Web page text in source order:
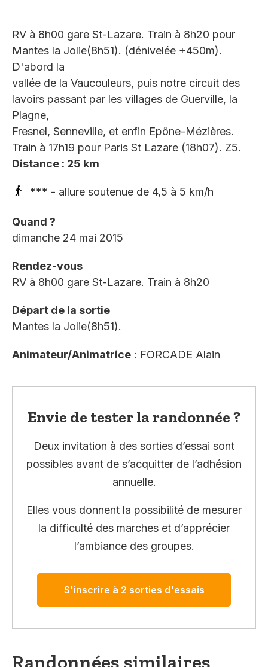
RV à 8h00 gare St-Lazare. Train à 8h20 pour
Mantes la Jolie(8h51). (dénivelée +450m).
D'abord la
vallée de la Vaucouleurs, puis notre circuit des
lavoirs passant par les villages de Guerville, la
Plagne,
Fresnel, Senneville, et enfin Epône-Mézières.
Train à 17h19 pour Paris St Lazare (18h07). Z5.
Distance : 25 km
*** - allure soutenue de 4,5 à 5 km/h
Quand ?
dimanche 24 mai 2015
Rendez-vous
RV à 8h00 gare St-Lazare. Train à 8h20
Départ de la sortie
Mantes la Jolie(8h51).
Animateur/Animatrice : FORCADE Alain
Envie de tester la randonnée ?
Deux invitation à des sorties d’essai sont
possibles avant de s’acquitter de l’adhésion
annuelle.
Elles vous donnent la possibilité de mesurer
la difficulté des marches et d’apprécier
l’ambiance des groupes.
S'inscrire à 2 sorties d'essais
Randonnées similaires